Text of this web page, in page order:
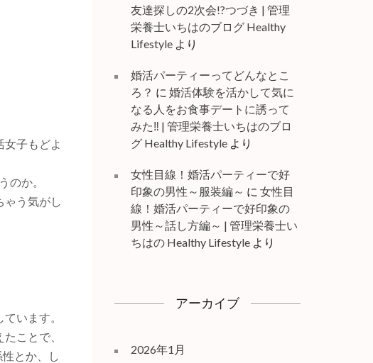
子もどよ
のか。
ゃう気がし
います。
ことで、
とか、し
友達探しの2次会!?つづき | 管理
栄養士いちはのブログ Healthy
Lifestyleより
婚活パーティーってどんなとこ
ろ？ に 婚活体験を活かして気に
なる人をお食事デートに誘って
みた‼ | 管理栄養士いちはのブロ
グ Healthy Lifestyleより
女性目線！婚活パーティーで好
印象の男性～服装編～ に 女性目
線！婚活パーティーで好印象の
男性～話し方編～ | 管理栄養士い
ちはの Healthy Lifestyleより
アーカイブ
2026年1月